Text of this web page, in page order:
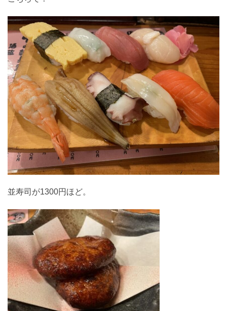
並寿司が1300円ほど。